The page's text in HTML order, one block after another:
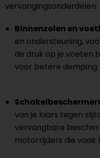
vervangingsonderdelen:
Binnenzolen en
en ondersteuning,
de druk op je voeten
voor betere demping.
van je laars tegen
vervangbare
motorrijders die vaak